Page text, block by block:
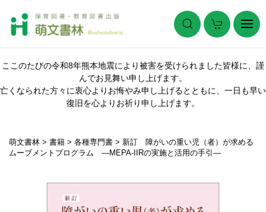
ここのたびの令和8年熊本地震により被害を受けられました皆様に、謹
んでお見舞い申し上げます。
亡くなられた方々に衷心よりお悔やみ申し上げるとともに、一日も早い
復旧を心よりお祈り申し上げます。
萌文書林 > 書籍 > 各種専門書 > 新訂 障がいの重い児（者）が求める
ムーブメントプログラム ―MEPA-IIRの実施と活用の手引―